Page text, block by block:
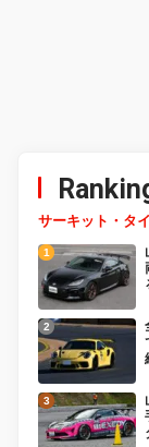
サーキット・タ